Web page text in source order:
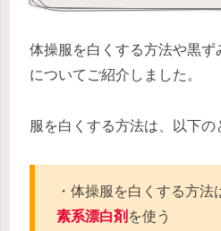
体操服を白くする方法や黒
についてご紹介しました。
服を白くする方法は、以下の
・体操服を白くする方法
素系漂白剤 を使う